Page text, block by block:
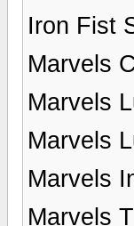
Iron Fist
Marvels
Marvels
Marvels
Marvels
Marvels